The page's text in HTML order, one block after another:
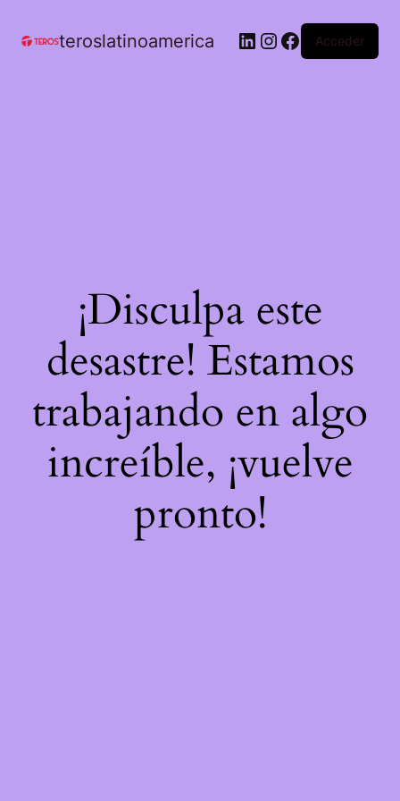
teroslatinoamerica Acceder
¡Disculpa este
desastre! Estamos
trabajando en algo
increíble, ¡vuelve
pronto!